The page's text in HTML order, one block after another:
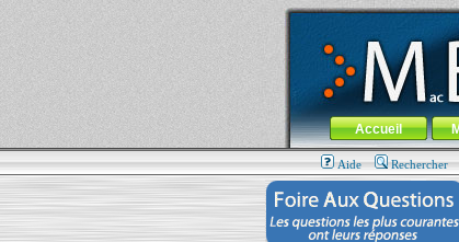
MacBook-fr.com : 100% Apple...
Aller au contenu-Aller au
Menu général
Accueil
Aide Rechercher